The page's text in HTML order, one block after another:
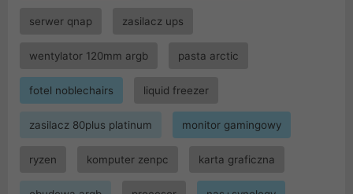
serwer qnap zasilacz ups
wentylator 120mm argb pasta arctic
fotel noblechairs liquid freezer
zasilacz 80plus platinum monitor gamingowy
ryzen komputer zenpc karta graficzna